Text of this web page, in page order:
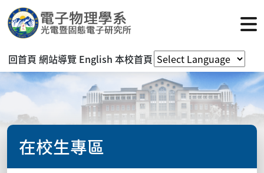
回首頁 網站導覽 English 本校首頁
在校生專區